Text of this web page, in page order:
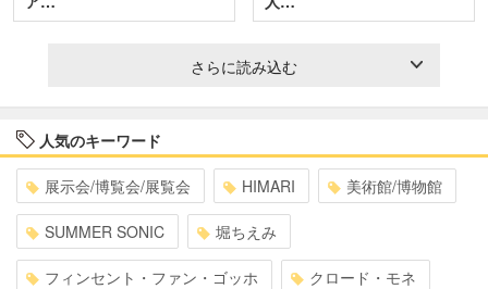
さらに読み込む
人気のキーワード
展示会/博覧会/展覧会 HIMARI 美術館/博物館
SUMMER SONIC 堀ちえみ
フィンセント・ファン・ゴッホ クロード・モネ